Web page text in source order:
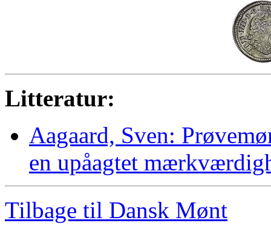
Litteratur:
Aagaard, Sven:
en upåagtet
Tilbage til Dansk Mønt